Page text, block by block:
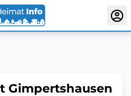
Gimpertshausen